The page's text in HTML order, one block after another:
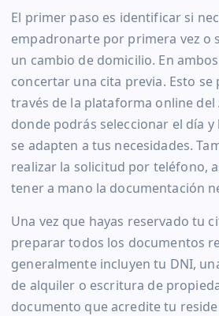
El primer paso es identificar si
empadronarte por primera vez o
un cambio de domicilio. En
concertar una cita previa. Esto se
través de la plataforma online
donde podrás seleccionar el día
se adapten a tus necesidades.
realizar la solicitud por teléfono,
tener a mano la documentación
Una vez que hayas reservado tu
preparar todos los documentos
generalmente incluyen tu DNI,
de alquiler o escritura de
documento que acredite tu